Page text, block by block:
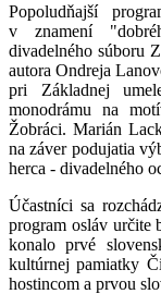
Popoludňajší
v znamení
divadelného súboru
autora Ondreja
pri Základnej
monodrámu na
Žobráci. Marián
na záver podujatia
herca - divadelného
Účastníci sa
program osláv určite
konalo prvé
kultúrnej pamiatky
hostincom a prvou